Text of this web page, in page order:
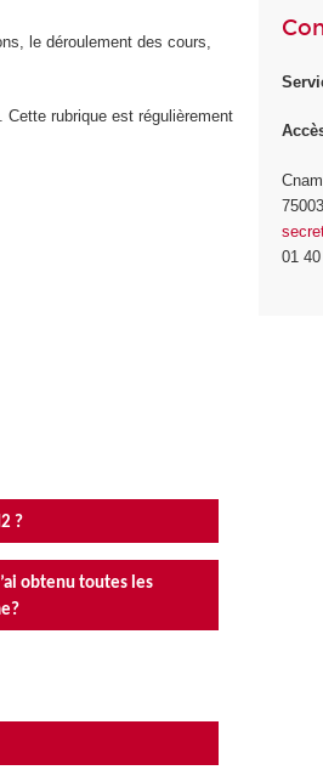
le déroulement des cours,
rubrique est régulièrement
?
obtenu toutes les
01